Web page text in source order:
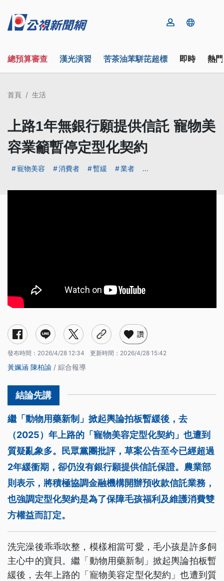
總預算審查 漢光演習 苦茶油苯駢芘超標 即時 熱
首頁 生活
上路1年無銀行願提供信託 寵物美
容業籲暫停定型化契約
寵物美容 消費者 暫緩 業者 ...
讚
發布時間： 2026/4/28 12:34 更新時間： 2026/4/28 15:42
黃姵涵 陳柏諭 / 綜合報導
繼「動物用藥新制」掀起輿論拍板暫緩後，去
（2025）年上路的「寵物美容定型化契約」也遭到
質疑亂象多。民眾黨團批評，草案公告至今已經超過
2年緩衝期，卻仍沒有銀行願提供信託保證。農業部
則表示，將積極協調金融機構開辦預收款信託業務，
也強調定型化契約是為了保障毛孩福利及維護消費雙
方權益而訂定。
洗完澡後乖乖吹整，模樣相當可愛，毛小孩是許多飼
主心中的寶貝。繼「動物用藥新制」掀起輿論拍板暫
緩後，去年上路的「寵物美容定型化契約」也遭到質